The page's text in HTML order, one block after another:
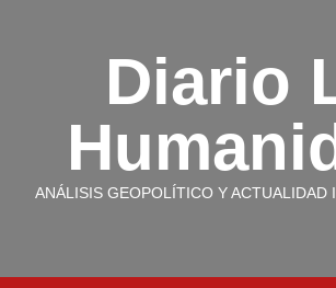
Diario
ANÁLISIS GEOPOLÍTICO Y ACTUALIDAD